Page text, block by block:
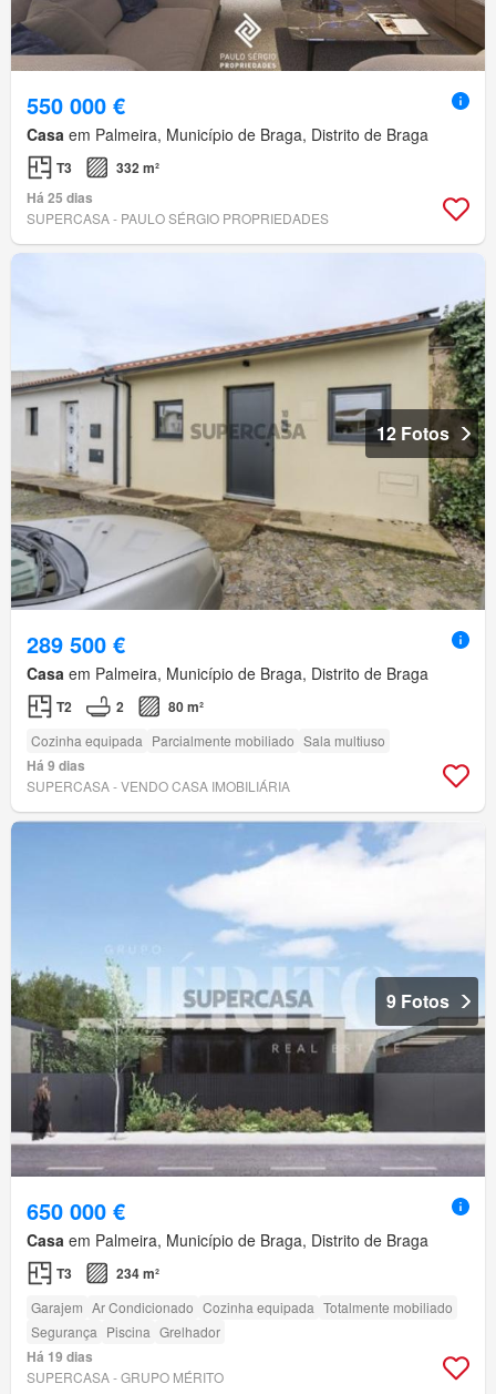
550 000 €
Casa em Palmeira, Município de Braga, Distrito de Braga
T3
332 m²
Há 25 dias
SUPERCASA - PAULO SÉRGIO PROPRIEDADES
12 Fotos
289 500 €
Casa em Palmeira, Município de Braga, Distrito de Braga
T2 2 80 m²
Cozinha equipada Parcialmente mobiliado Sala multiuso
Há 9 dias
SUPERCASA - VENDO CASA IMOBILIÁRIA
9 Fotos
650 000 €
Casa em Palmeira, Município de Braga, Distrito de Braga
T3 234 m²
Garajem Ar Condicionado Cozinha equipada Totalmente mobiliado
Segurança Piscina Grelhador
Há 19 dias
SUPERCASA - GRUPO MÉRITO